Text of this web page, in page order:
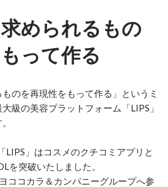
められるもの
って作る
ものを再現性をもって作る」というミ
級の美容プラットフォーム「LIPS」
LIPS」はコスメのクチコミアプリと
を突破いたしました。
ココカラ＆カンパニーグループへ参